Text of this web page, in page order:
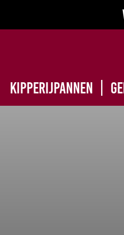
Kipperijpannen